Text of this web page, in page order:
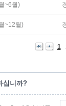
~6월)
~12월)
1
십니까?